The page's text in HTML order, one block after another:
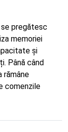
se pregătesc
memoriei
și
Până când
rămâne
comenzile